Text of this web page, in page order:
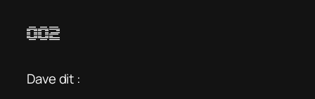
002
Dave dit :